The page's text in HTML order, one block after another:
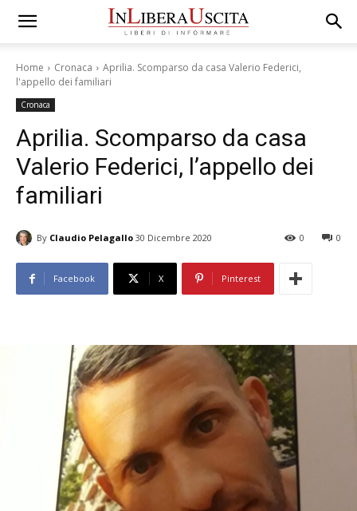
Home Cronaca
Aprilia. Scomparso da casa Valerio Federici,
l'appello dei familiari
Cronaca
Aprilia. Scomparso da casa
Valerio Federici, l’appello dei
familiari
By Claudio Pelagallo 30 Dicembre 2020 0
0
Facebook X Pinterest